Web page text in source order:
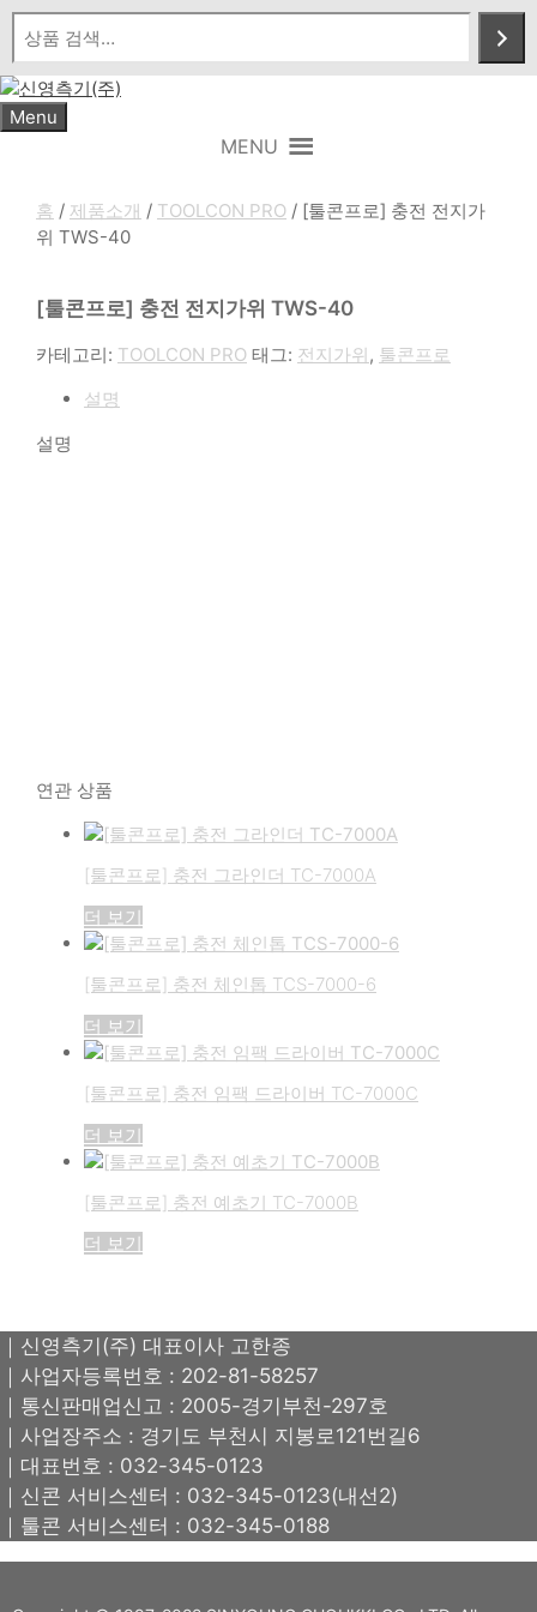
Skip
content
Menu
MENU
홈 / 제품소개 / TOOLCON PRO / [툴콘프로] 충전 전지가
위 TWS-40
[툴콘프로] 충전 전지가위 TWS-40
카테고리: TOOLCON PRO 태그: 전지가위, 툴콘프로
설명
설명
연관 상품
[툴콘프로] 충전 그라인더 TC-7000A
더 보기
[툴콘프로] 충전 체인톱 TCS-7000-6
더 보기
[툴콘프로] 충전 임팩 드라이버 TC-7000C
더 보기
[툴콘프로] 충전 예초기 TC-7000B
더 보기
｜신영측기(주) 대표이사 고한종
｜사업자등록번호 : 202-81-58257
｜통신판매업신고 : 2005-경기부천-297호
｜사업장주소 : 경기도 부천시 지봉로121번길6
｜대표번호 : 032-345-0123
｜신콘 서비스센터 : 032-345-0123(내선2)
｜툴콘 서비스센터 : 032-345-0188